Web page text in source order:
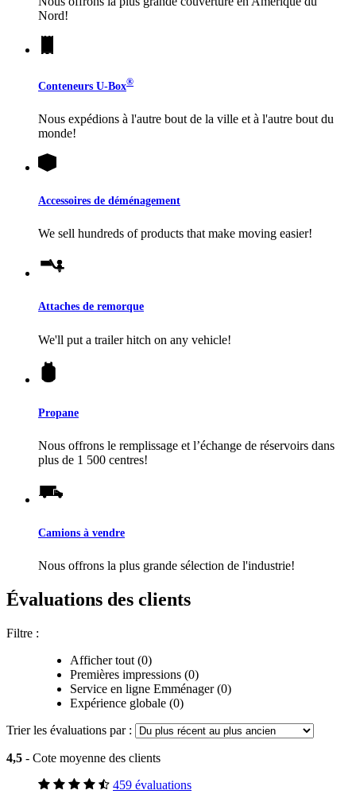
Nord!
Conteneurs U-Box®
Nous expédions à l'autre bout de la ville et à l'autre bout du
monde!
Accessoires de déménagement
We sell hundreds of products that make moving easier!
Attaches de remorque
We'll put a trailer hitch on any vehicle!
Propane
Nous offrons le remplissage et l’échange de réservoirs dans
plus de 1 500 centres!
Camions à vendre
Nous offrons la plus grande sélection de l'industrie!
Évaluations des clients
Filtre :
Afficher tout (0)
Premières impressions (0)
Service en ligne Emménager (0)
Expérience globale (0)
Trier les évaluations par :
4,5 - Cote moyenne des clients
459 évaluations